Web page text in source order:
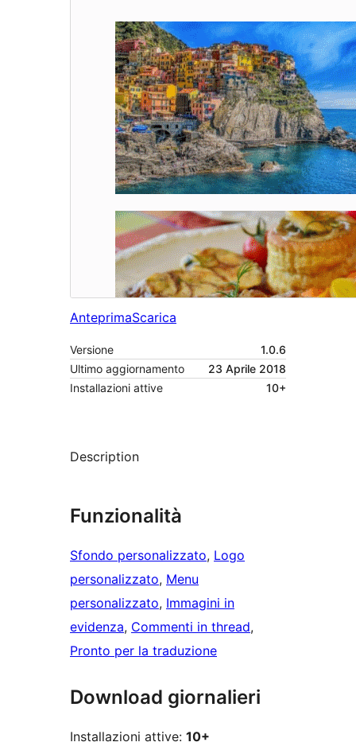
AnteprimaScarica
Versione
1.0.6
Ultimo aggiornamento
23 Aprile 2018
Installazioni attive
10+
Description
Funzionalità
Sfondo personalizzato, Logo
personalizzato, Menu
personalizzato, Immagini in
evidenza, Commenti in thread
Pronto per la traduzione
Download giornalieri
Installazioni attive: 10+